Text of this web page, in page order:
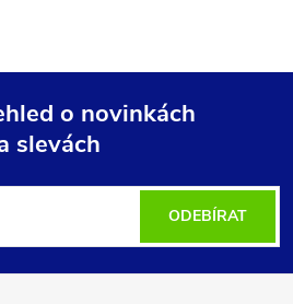
o novinkách
slevách
ODEBÍRAT